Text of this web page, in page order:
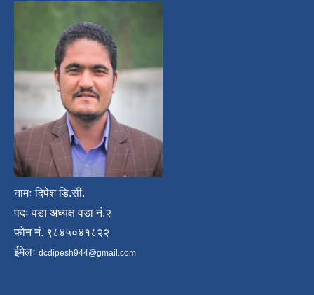
नामः दिपेश डि.सी.
पदः वडा अध्यक्ष वडा नं.२
फोन नं. ९८४५०४१८२२
ईमेलः dcdipesh944@gmail.com